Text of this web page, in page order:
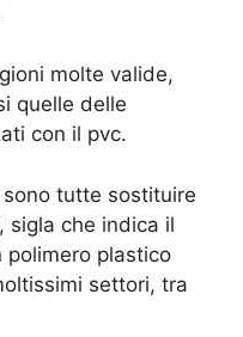
molte valide,
quelle delle
con il pvc.
tutte sostituire
sigla che indica il
polimero plastico
settori, tra